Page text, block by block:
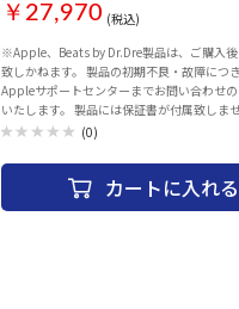
￥27,970 (税込)
※Apple、Beats by Dr.Dre製品は、ご購入
致しかねます。 製品の初期不良・故障につ
Appleサポートセンターまでお問い合わせ
いたします。 製品には保証書が付属致しま
際には、納品書（購入証明書）が必要とな
イン 電話番号：0120-27753-5 タイプ：スマートウォッ
チ 対応OS：iOS 搭載OS：Watch OS ケー
(スクエア) ケースサイズ：44 mm ディスプ
(0)
カートに入れる